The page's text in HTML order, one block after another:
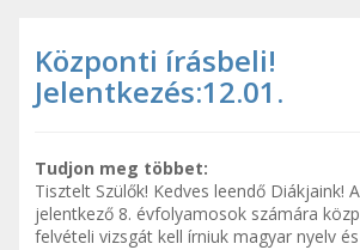
Központi írásbeli!
Jelentkezés:12.01.
Tudjon meg többet:
Tisztelt Szülők! Kedves leendő Diákjaink!
jelentkező 8. évfolyamosok számára
felvételi vizsgát kell írniuk magyar nyelv és